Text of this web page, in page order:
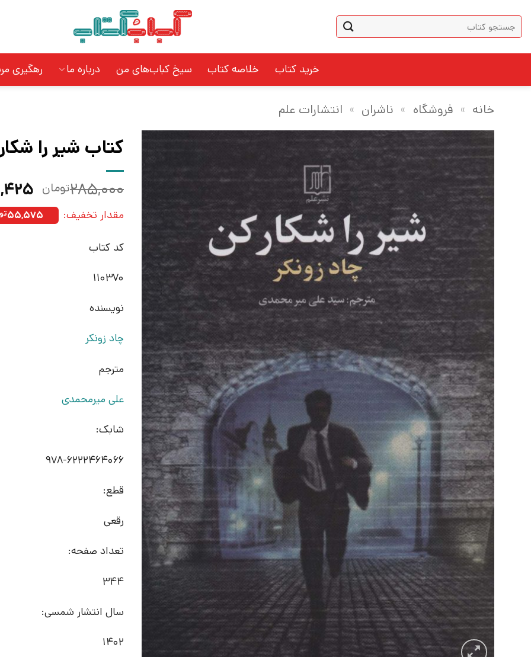
content
جستجو
برای:
خرید کتاب خلاصه کتاب سیخ کباب‌های من درباره ما رهگیری
خانه » فروشگاه » ناشران » انتشارات علم
کتاب شیر را
۲۸۵,۰۰۰تومان
مقدار تخفیف: ۵۵,۵۷۵
کد کتاب
110370
نویسنده
چاد زونکر
مترجم
علی میرمحمدی
شابک:
978-6222464066
قطع:
رقعی
تعداد صفحه:
344
سال انتشار شمسی:
1402